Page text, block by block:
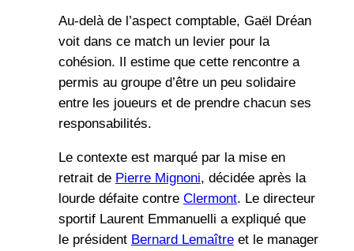
Au-delà de l’aspect comptable, Gaël Dréan
voit dans ce match un levier pour la
cohésion. Il estime que cette rencontre a
permis au groupe d’être un peu solidaire
entre les joueurs et de prendre chacun ses
responsabilités.
Le contexte est marqué par la mise en
retrait de Pierre Mignoni, décidée après la
lourde défaite contre Clermont. Le directeur
sportif Laurent Emmanuelli a expliqué que
le président Bernard Lemaîtreet le manager